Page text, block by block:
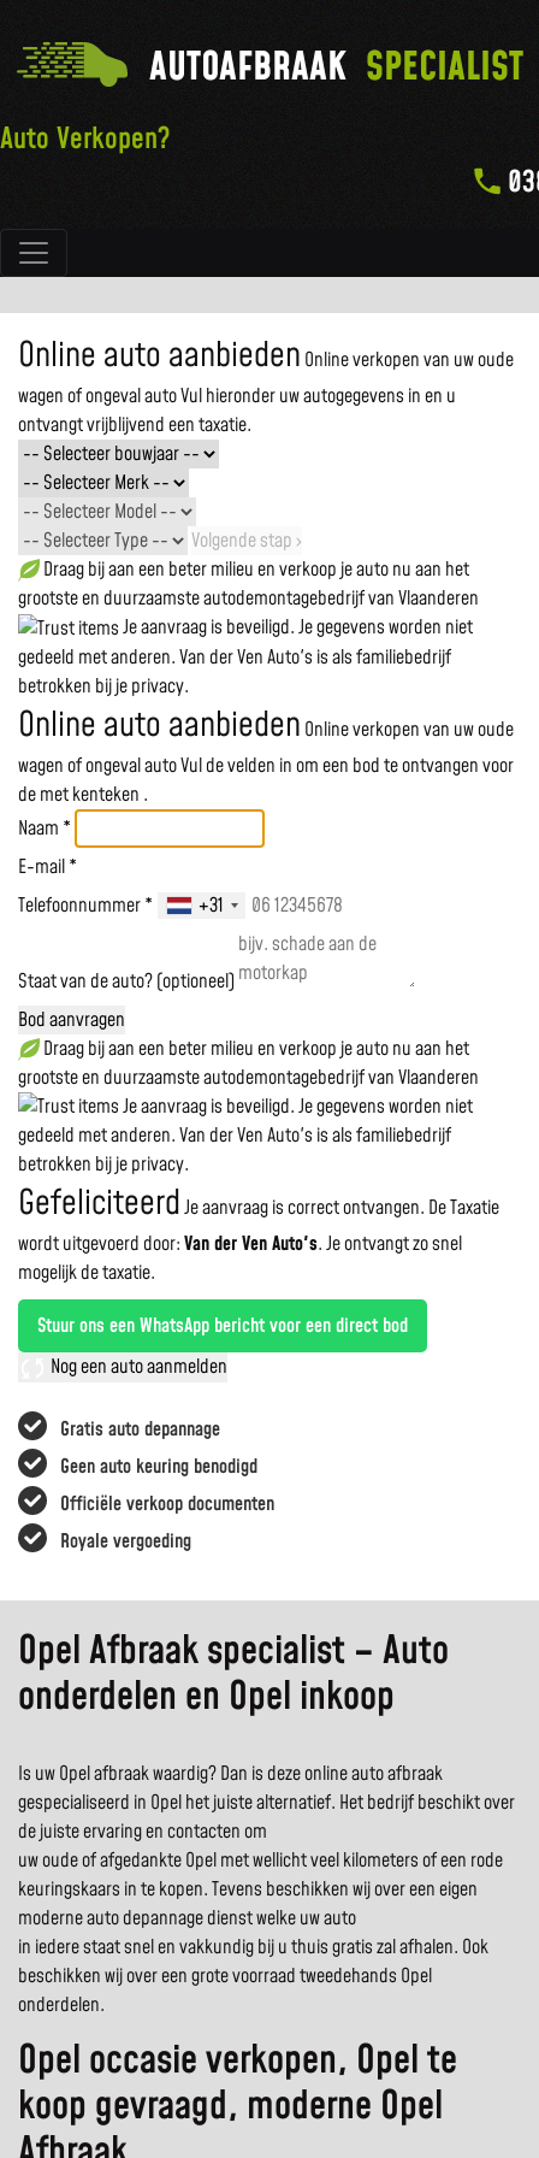
Hoofdnavigatie
AUTOAFBRAAK SPECIALIST
Auto Verkopen?
Gratis auto depannage
Geen auto keuring benodigd
Officiële verkoop documenten
Royale vergoeding
Online auto aanbieden Online verkopen van uw oude
wagen of ongeval autoVul hieronder uw autogegevens in en u
ontvangt vrijblijvend een taxatie.
Volgende stap ›
Draag bij aan een beter milieu en verkoop je auto nu aan het
grootste en duurzaamste autodemontagebedrijf van Vlaanderen
Je aanvraag is beveiligd. Je gegevens worden niet
gedeeld met anderen. Van der Ven Auto's is als familiebedrijf
betrokken bij je privacy.
Online auto aanbieden Online verkopen van uw oude
wagen of ongeval autoVul de velden in om een bod te ontvangen voor
demet kenteken .
Naam *
E-mail *
Telefoonnummer *
+31
Staat van de auto? (optioneel)
Bod aanvragen
Draag bij aan een beter milieu en verkoop je auto nu aan het
grootste en duurzaamste autodemontagebedrijf van Vlaanderen
Je aanvraag is beveiligd. Je gegevens worden niet
gedeeld met anderen. Van der Ven Auto's is als familiebedrijf
betrokken bij je privacy.
GefeliciteerdJe aanvraag is correct ontvangen. De Taxatie
wordt uitgevoerd door:Van der Ven Auto's.Je ontvangt zo snel
mogelijk de taxatie.
Stuur ons een WhatsApp bericht voor een direct bod
Nog een auto aanmelden
Opel Afbraak specialist – Auto
onderdelen en Opel inkoop
Is uw Opel afbraak waardig? Dan is deze online auto afbraak
gespecialiseerd in Opel het juiste alternatief. Het bedrijf beschikt over
de juiste ervaring en contacten om
uw oude of afgedankte Opel met wellicht veel kilometers of een rode
keuringskaars in te kopen. Tevens beschikken wij over een eigen
moderne auto depannage dienst welke uw auto
in iedere staat snel en vakkundig bij u thuis gratis zal afhalen. Ook
beschikken wij over een grote voorraad tweedehands Opel
onderdelen.
Opel occasie verkopen, Opel te
koop gevraagd, moderne Opel